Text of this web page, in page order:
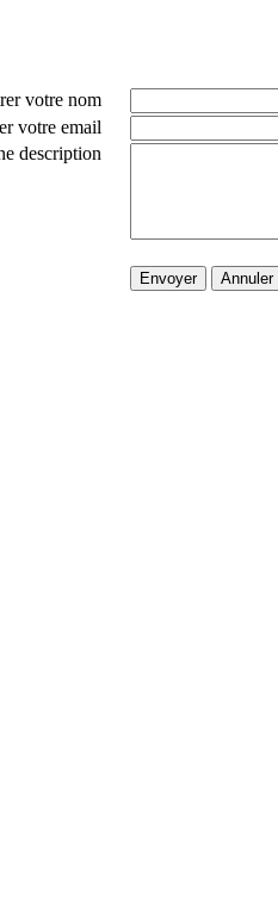
votre nom
votre email
description
Envoyer Annuler